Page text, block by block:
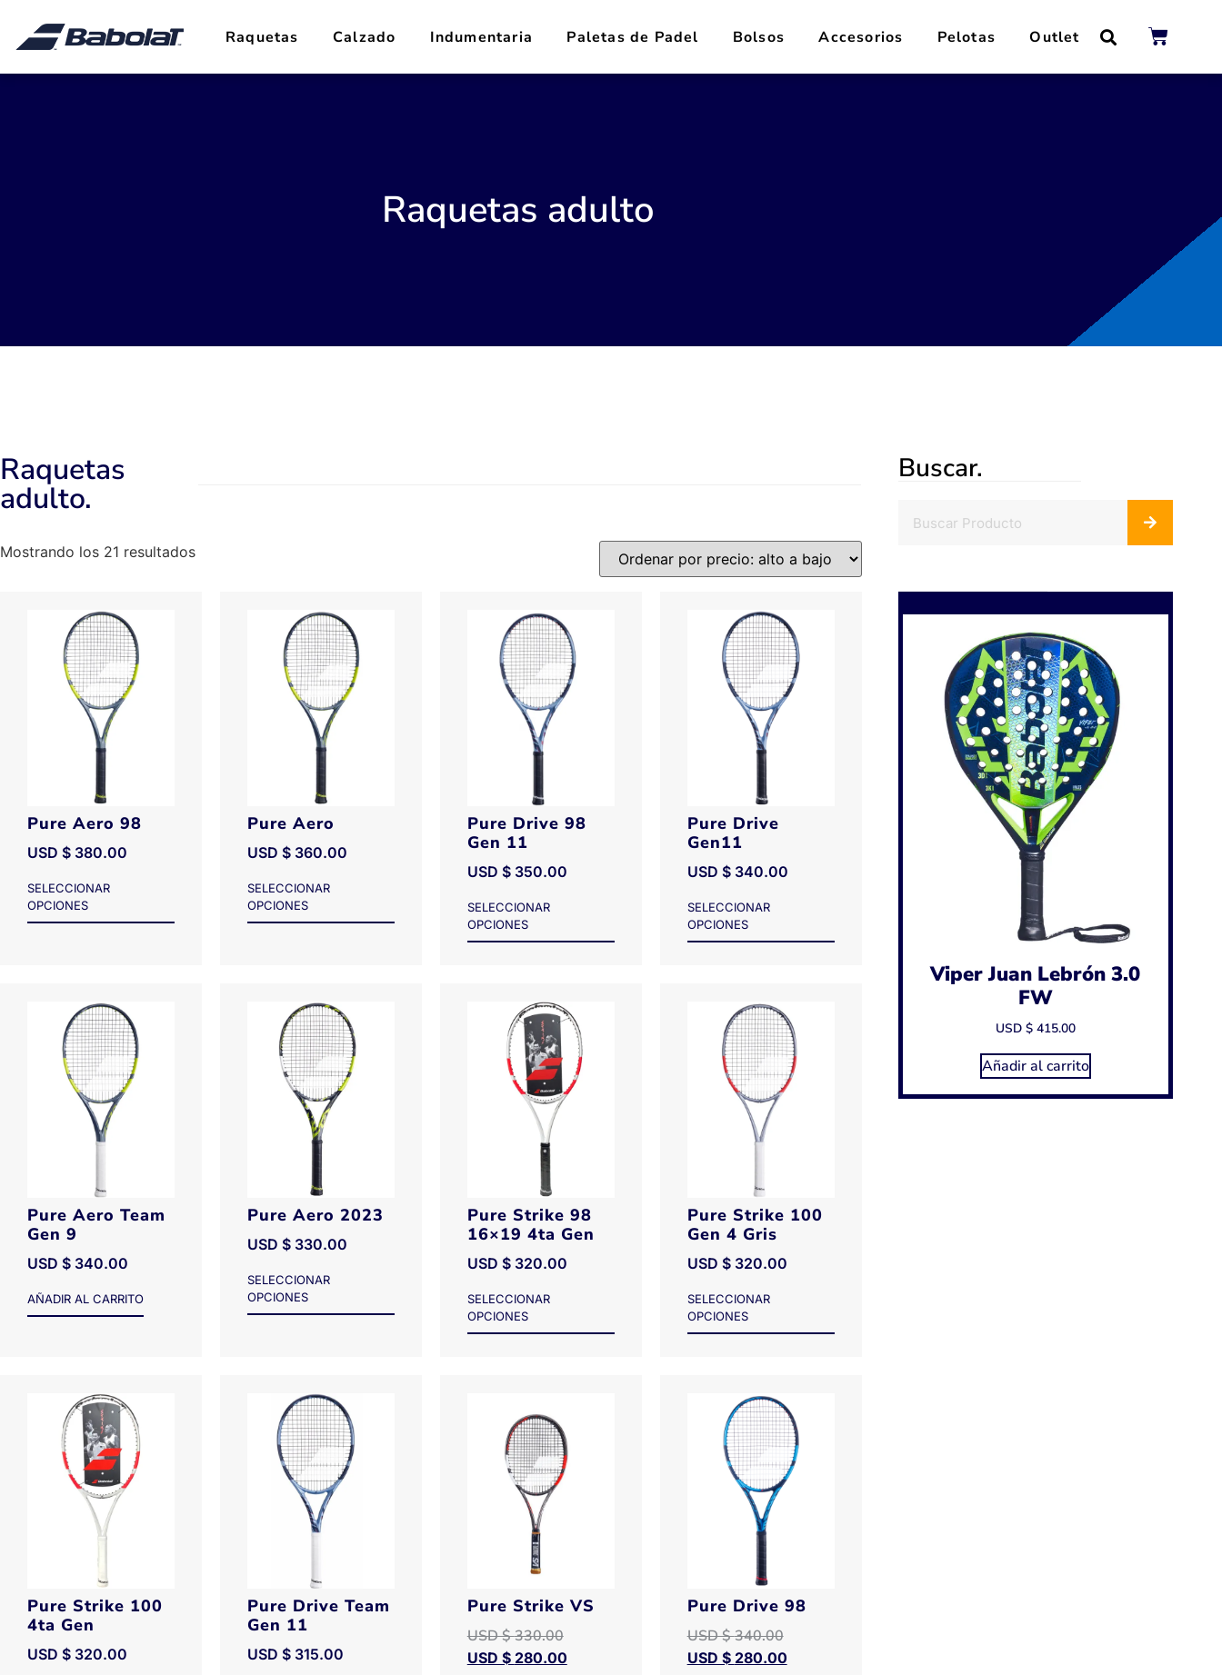
Raquetas Calzado Indumentaria Paletas de Padel Bolsos Accesorios Pelotas Outlet
Raquetas adulto
Raquetas
adulto.
Mostrando los 21 resultados
Pure Aero 98
USD $ 380.00
SELECCIONAR
OPCIONES
Pure Aero
USD $ 360.00
SELECCIONAR
OPCIONES
Pure Drive 98
Gen 11
USD $ 350.00
SELECCIONAR
OPCIONES
Pure Drive
Gen11
USD $ 340.00
SELECCIONAR
OPCIONES
Pure Aero Team
Gen 9
USD $ 340.00
AÑADIR AL CARRITO
Pure Aero 2023
USD $ 330.00
SELECCIONAR
OPCIONES
Pure Strike 98
16×19 4ta Gen
USD $ 320.00
SELECCIONAR
OPCIONES
Pure Strike 100
Gen 4 Gris
USD $ 320.00
SELECCIONAR
OPCIONES
Pure Strike 100
4ta Gen
USD $ 320.00
Pure Drive Team
Gen 11
USD $ 315.00
Pure Strike VS
USD $330.00
USD $ 280.00
Pure Drive 98
USD $340.00
USD $ 280.00
Buscar.
Viper Juan Lebrón 3.0
FW
USD $ 415.00
Añadir al carrito